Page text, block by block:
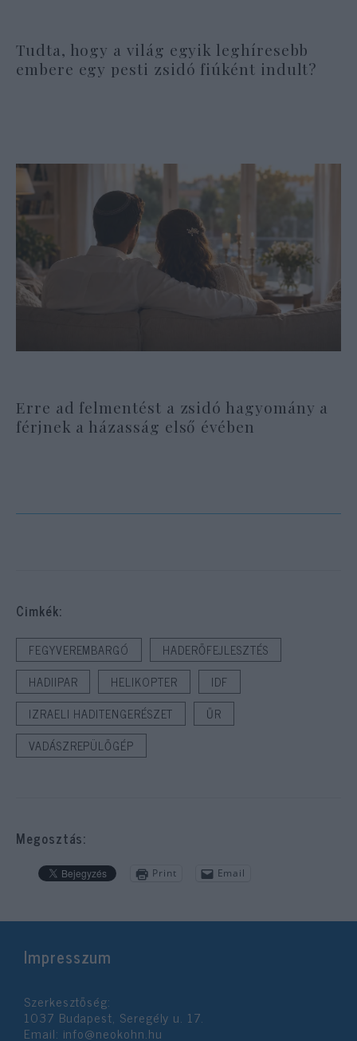
Tudta, hogy a világ egyik leghíresebb
embere egy pesti zsidó fiúként indult?
Erre ad felmentést a zsidó hagyomány a
férjnek a házasság első évében
Cimkék:
FEGYVEREMBARGÓ
HADERŐFEJLESZTÉS
HADIIPAR
HELIKOPTER
IDF
IZRAELI HADITENGERÉSZET
ŰR
VADÁSZREPÜLŐGÉP
Megosztás:
Print Email
Impresszum
Szerkesztőség:
1037 Budapest, Seregély u. 17.
Email: info@neokohn.hu